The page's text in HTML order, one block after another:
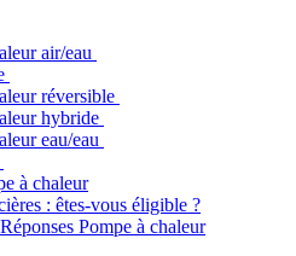
air/eau
réversible
hybride
eau/eau
à chaleur
: êtes-vous éligible ?
Pompe à chaleur